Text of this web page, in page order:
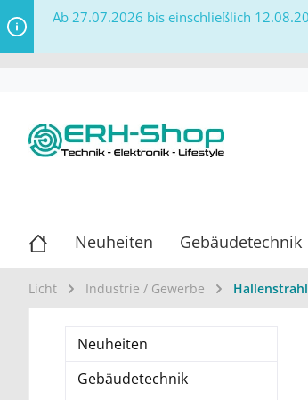
Ab 27.07.2026 bis einschließlich
Neuheiten Gebäudetechnik
Licht Industrie / Gewerbe
Neuheiten
Gebäudetechnik